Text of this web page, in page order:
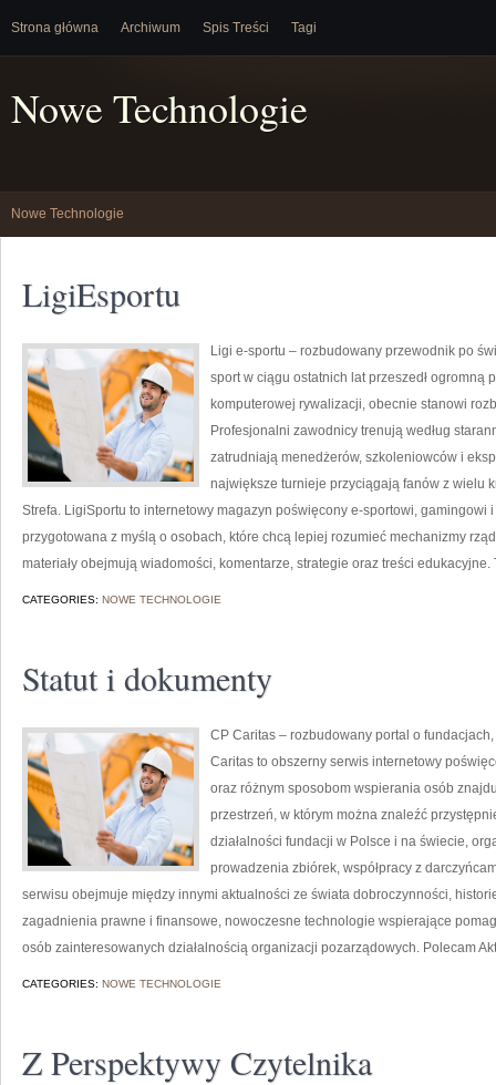
Strona główna Archiwum Spis Treści Tagi
Nowe Technologie
Nowe Technologie
LigiEsportu
Ligi e-sportu – rozbudowany przewodnik po
sport w ciągu ostatnich lat przeszedł ogromną
komputerowej rywalizacji, obecnie stanowi
Profesjonalni zawodnicy trenują według
zatrudniają menedżerów, szkoleniowców i
największe turnieje przyciągają fanów z wielu
Strefa. LigiSportu to internetowy magazyn poświęcony e-sportowi, gamingowi
przygotowana z myślą o osobach, które chcą lepiej rozumieć mechanizmy
materiały obejmują wiadomości, komentarze, strategie oraz treści edukacyjne.
CATEGORIES: NOWE TECHNOLOGIE
Statut i dokumenty
CP Caritas – rozbudowany portal o
Caritas to obszerny serwis internetowy
oraz różnym sposobom wspierania osób
przestrzeń, w którym można znaleźć
działalności fundacji w Polsce i na świecie,
prowadzenia zbiórek, współpracy z
serwisu obejmuje między innymi aktualności ze świata dobroczynności,
zagadnienia prawne i finansowe, nowoczesne technologie wspierające
osób zainteresowanych działalnością organizacji pozarządowych. Polecam
CATEGORIES: NOWE TECHNOLOGIE
Z Perspektywy Czytelnika